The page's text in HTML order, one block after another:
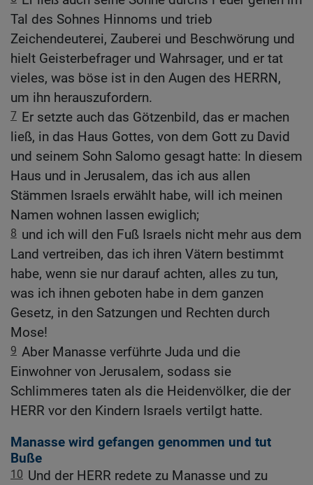
Tal des Sohnes Hinnoms und trieb
Zeichendeuterei, Zauberei und Beschwörung und
hielt Geisterbefrager und Wahrsager, und er tat
vieles, was böse ist in den Augen des HERRN,
um ihn herauszufordern.
7 Er setzte auch das Götzenbild, das er machen
ließ, in das Haus Gottes, von dem Gott zu David
und seinem Sohn Salomo gesagt hatte: In diesem
Haus und in Jerusalem, das ich aus allen
Stämmen Israels erwählt habe, will ich meinen
Namen wohnen lassen ewiglich;
8 und ich will den Fuß Israels nicht mehr aus dem
Land vertreiben, das ich ihren Vätern bestimmt
habe, wenn sie nur darauf achten, alles zu tun,
was ich ihnen geboten habe in dem ganzen
Gesetz, in den Satzungen und Rechten durch
Mose!
9 Aber Manasse verführte Juda und die
Einwohner von Jerusalem, sodass sie
Schlimmeres taten als die Heidenvölker, die der
HERR vor den Kindern Israels vertilgt hatte.
Manasse wird gefangen genommen und tut
Buße
10 Und der HERR redete zu Manasse und zu